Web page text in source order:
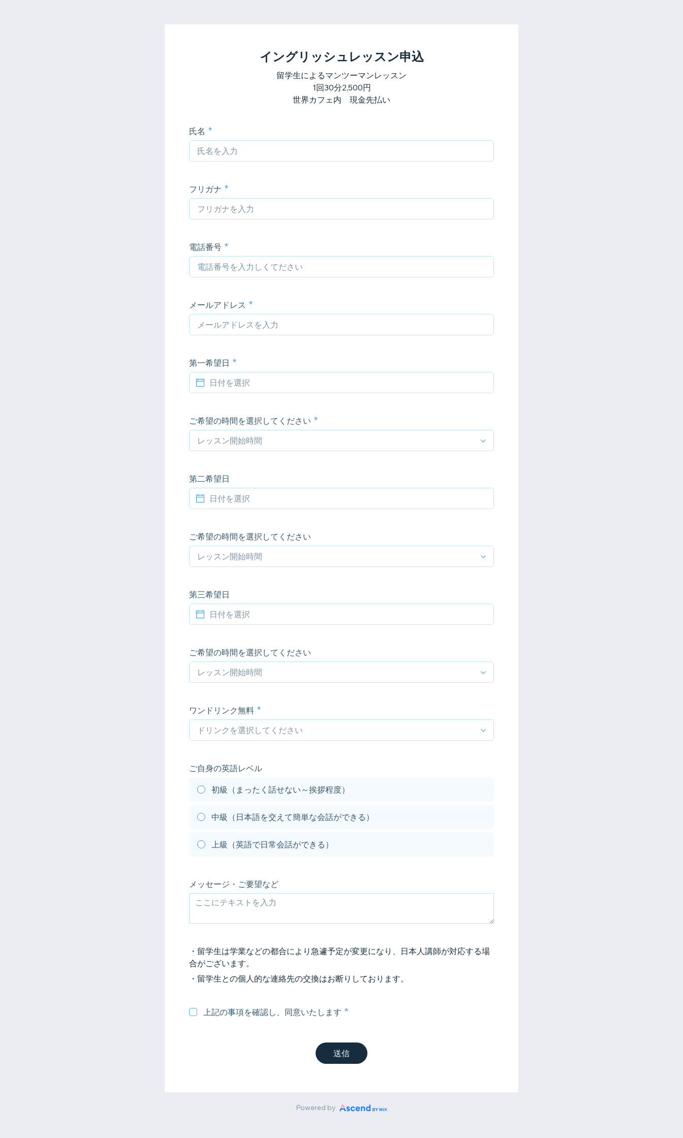
イングリッシュレッスン申込
留学生によるマンツーマンレッスン
1回30分2,500円
世界カフェ内 現金先払い
氏名
フリガナ
電話番号
メールアドレス
第一希望日
ご希望の時間を選択してください
第二希望日
ご希望の時間を選択してください
第三希望日
ご希望の時間を選択してください
ワンドリンク無料
ご自身の英語レベル
初級（まったく話せない～挨拶程度）
中級（日本語を交えて簡単な会話ができる）
上級（英語で日常会話ができる）
メッセージ・ご要望など
・留学生は学業などの都合により急遽予定が変更になり、日本人講師が対応する場
合がございます。
・留学生との個人的な連絡先の交換はお断りしております。
上記の事項を確認し、同意いたします
送信
Powered by